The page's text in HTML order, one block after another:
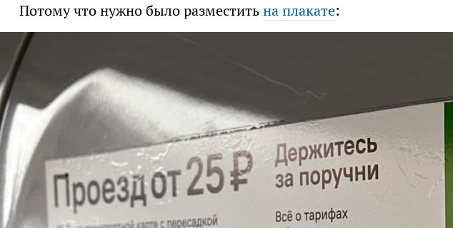
Потому что нужно было разместитьна плакате: